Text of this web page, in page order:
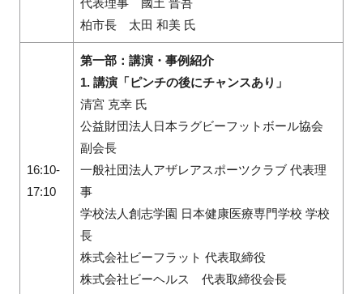
代表理事 國土 晋吾
柏市長 太田 和美 氏
16:10-
17:10
第一部：講演・事例紹介
1. 講演「ピンチの後にチャンスあり」
清宮 克幸 氏
公益財団法人日本ラグビーフットボール協会
副会長
一般社団法人アザレアスポーツクラブ 代表理
事
学校法人創志学園 日本健康医療専門学校 学校
長
株式会社ビーフラット 代表取締役
株式会社ビーヘルス 代表取締役会長